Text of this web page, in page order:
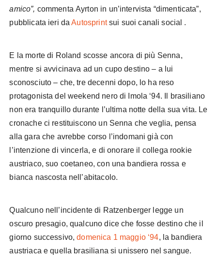
amico”, commenta Ayrton in un’intervista “dimenticata”,
pubblicata ieri daAutosprintsui suoi canali social .
E la morte di Roland scosse ancora di più Senna,
mentre si avvicinava ad un cupo destino – a lui
sconosciuto – che, tre decenni dopo, lo ha reso
protagonista del weekend nero di Imola ‘94. Il brasiliano
non era tranquillo durante l’ultima notte della sua vita. Le
cronache ci restituiscono un Senna che veglia, pensa
alla gara che avrebbe corso l’indomani già con
l’intenzione di vincerla, e di onorare il collega rookie
austriaco, suo coetaneo, con una bandiera rossa e
bianca nascosta nell’abitacolo.
Qualcuno nell’incidente di Ratzenberger legge un
oscuro presagio, qualcuno dice che fosse destino che il
giorno successivo,domenica 1 maggio ‘94, la bandiera
austriaca e quella brasiliana si unissero nel sangue.